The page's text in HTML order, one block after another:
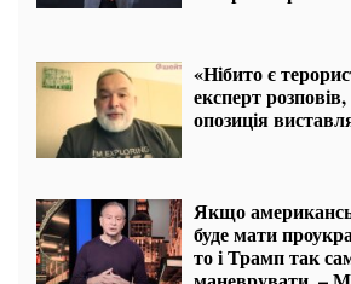
ПОПУЛЯРНІ НОВИНИ
палають резервуари з пальним